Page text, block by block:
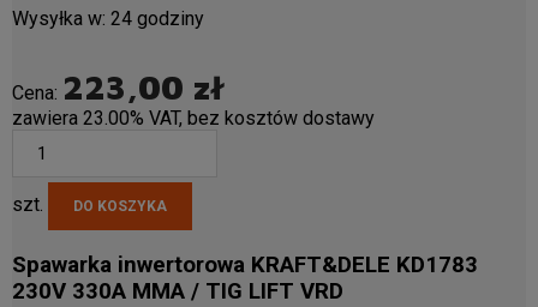
Wysyłka w: 24 godziny
Cena: 223,00 zł
zawiera 23.00% VAT, bez kosztów dostawy
szt. DO KOSZYKA
Spawarka inwertorowa KRAFT&DELE KD1783
230V 330A MMA / TIG LIFT VRD